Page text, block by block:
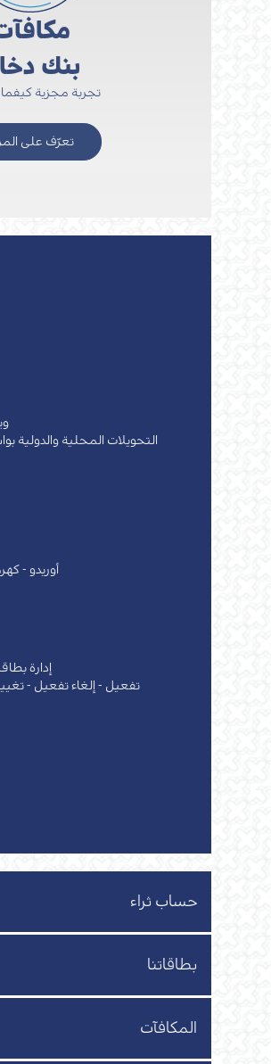
بنك
تجربة مجزية
تعرّف على
التحويلات المحلية والدولية
أوريدو -
إدارة
تفعيل - إلغاء تفعيل -
حساب ثراء
بطاقاتنا
المكافآت